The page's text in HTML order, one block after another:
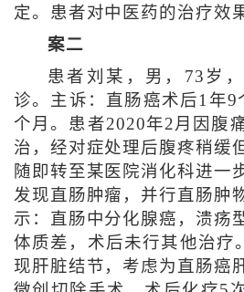
定。患者对中医药的治疗效
案二
患者刘某，男，73岁
诊。主诉：直肠癌术后1年9
个月。患者2020年2月因腹
治，经对症处理后腹疼稍缓
随即转至某医院消化科进一
发现直肠肿瘤，并行直肠肿
示：直肠中分化腺癌，溃疡
体质差，术后未行其他治疗
现肝脏结节，考虑为直肠癌